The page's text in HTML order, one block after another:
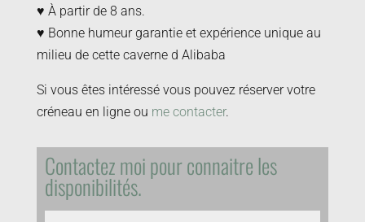
♥ À partir de 8 ans.
♥ Bonne humeur garantie et expérience unique au
milieu de cette caverne d Alibaba
Si vous êtes intéressé vous pouvez réserver votre
créneau en ligne ou me contacter.
Contactez moi pour connaitre les
disponibilités.